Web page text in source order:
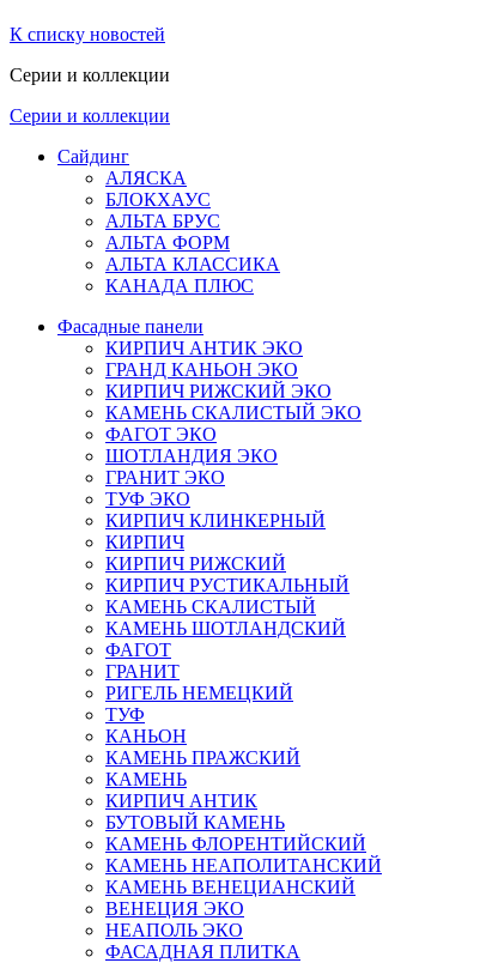
К списку новостей
Серии и коллекции
Серии и коллекции
Сайдинг
АЛЯСКА
БЛОКХАУС
АЛЬТА БРУС
АЛЬТА ФОРМ
АЛЬТА КЛАССИКА
КАНАДА ПЛЮС
Фасадные панели
КИРПИЧ АНТИК ЭКО
ГРАНД КАНЬОН ЭКО
КИРПИЧ РИЖСКИЙ ЭКО
КАМЕНЬ СКАЛИСТЫЙ ЭКО
ФАГОТ ЭКО
ШОТЛАНДИЯ ЭКО
ГРАНИТ ЭКО
ТУФ ЭКО
КИРПИЧ КЛИНКЕРНЫЙ
КИРПИЧ
КИРПИЧ РИЖСКИЙ
КИРПИЧ РУСТИКАЛЬНЫЙ
КАМЕНЬ СКАЛИСТЫЙ
КАМЕНЬ ШОТЛАНДСКИЙ
ФАГОТ
ГРАНИТ
РИГЕЛЬ НЕМЕЦКИЙ
ТУФ
КАНЬОН
КАМЕНЬ ПРАЖСКИЙ
КАМЕНЬ
КИРПИЧ АНТИК
БУТОВЫЙ КАМЕНЬ
КАМЕНЬ ФЛОРЕНТИЙСКИЙ
КАМЕНЬ НЕАПОЛИТАНСКИЙ
КАМЕНЬ ВЕНЕЦИАНСКИЙ
ВЕНЕЦИЯ ЭКО
НЕАПОЛЬ ЭКО
ФАСАДНАЯ ПЛИТКА